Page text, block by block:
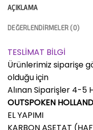
AÇIKLAMA
DEĞERLENDIRMELER (0)
TESLİMAT BİLGİ
Ürünlerimiz siparişe
olduğu için
Alınan Siparişler 4-5
OUTSPOKEN HOLLAND
EL YAPIMI